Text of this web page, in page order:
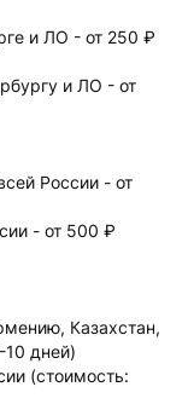
и ЛО - от 250 ₽
и ЛО - от
России - от
- от 500 ₽
Казахстан,
дней)
(стоимость: